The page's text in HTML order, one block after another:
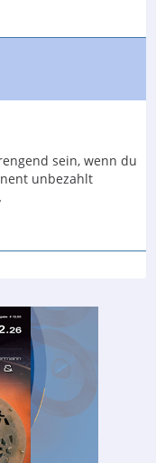
sein, wenn du
unbezahlt